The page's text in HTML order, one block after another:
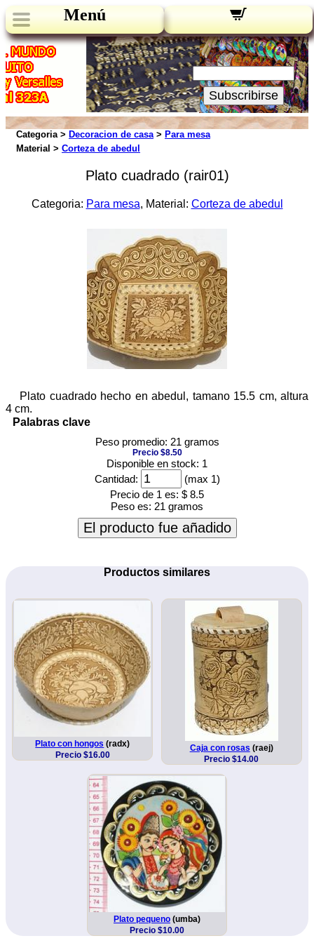
Menú
Novedades:
Su Email:
Subscribirse
Categoria > Decoracion de casa> Para mesa
Material > Corteza de abedul
Plato cuadrado (rair01)
Categoria: Para mesa, Material: Corteza de abedul
Plato cuadrado hecho en abedul, tamano 15.5 cm, altura
4 cm.
Palabras clave
Peso promedio: 21 gramos
Precio $8.50
Disponible en stock: 1
Cantidad:
(max 1)
Precio de 1 es: $ 8.5
Peso es: 21 gramos
El producto fue añadido
Productos similares
Plato con hongos (radx)
Precio $16.00
Caja con rosas (raej)
Precio $14.00
Plato pequeno (umba)
Precio $10.00